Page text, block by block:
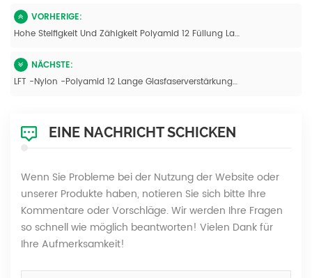
VORHERIGE:
Hohe Steifigkeit Und Zähigkeit Polyamid 12 Füllung Langfaserverbindungen
NÄCHSTE:
LFT -Nylon -Polyamid 12 Lange Glasfaserverstärkungsverbindungen
EINE NACHRICHT SCHICKEN
Wenn Sie Probleme bei der Nutzung der Website oder
unserer Produkte haben, notieren Sie sich bitte Ihre
Kommentare oder Vorschläge. Wir werden Ihre Fragen
so schnell wie möglich beantworten! Vielen Dank für
Ihre Aufmerksamkeit!